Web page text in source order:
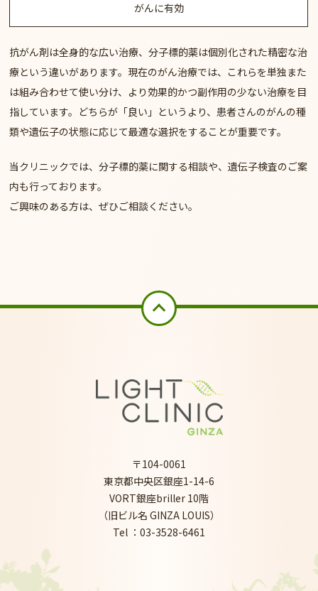
がんに有効
抗がん剤は全身的な広い治療、分子標的薬は個別化された精密な治
療という違いがあります。現在のがん治療では、これらを単独また
は組み合わせて使い分け、より効果的かつ副作用の少ない治療を目
指しています。どちらが「良い」というより、患者さんのがんの種
類や遺伝子の状態に応じて最適な選択をすることが重要です。
当クリニックでは、分子標的薬に関する相談や、遺伝子検査のご案
内も行っております。
ご興味のある方は、ぜひご相談ください。
〒104-0061
東京都中央区銀座1-14-6
VORT銀座briller 10階
（旧ビル名 GINZA LOUIS）
Tel ：03-3528-6461